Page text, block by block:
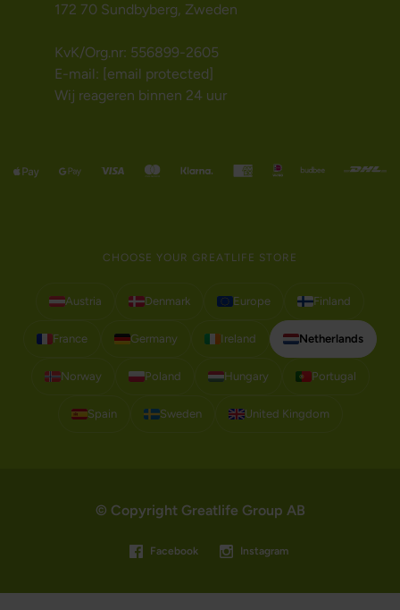
172 70 Sundbyberg, Zweden
KvK/Org.nr: 556899-2605
E-mail: [email protected]
Wij reageren binnen 24 uur
CHOOSE YOUR GREATLIFE STORE
Austria Denmark Europe Finland
France Germany Ireland Netherlands
Norway Poland Hungary Portugal
Spain Sweden United Kingdom
© Copyright Greatlife Group AB
Facebook Instagram